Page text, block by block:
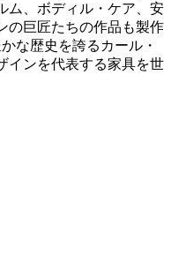
ム、ボディル・ケア、安
の巨匠たちの作品も製作
な歴史を誇るカール・
インを代表する家具を世